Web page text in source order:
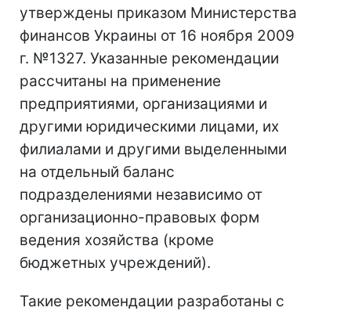
утверждены приказом Министерства
финансов Украины от 16 ноября 2009
г. №1327. Указанные рекомендации
рассчитаны на применение
предприятиями, организациями и
другими юридическими лицами, их
филиалами и другими выделенными
на отдельный баланс
подразделениями независимо от
организационно-правовых форм
ведения хозяйства (кроме
бюджетных учреждений).
Такие рекомендации разработаны с